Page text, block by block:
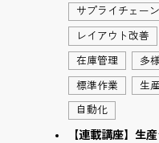
サプライチェーン
レイアウト改善
在庫管理 多
標準作業 生
自動化
【連載講座】生